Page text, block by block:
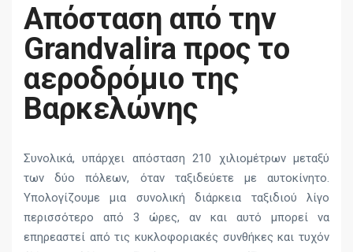
Απόσταση από την
Grandvalira προς το
αεροδρόμιο της
Βαρκελώνης
Συνολικά, υπάρχει απόσταση 210 χιλιομέτρων μεταξύ
των δύο πόλεων, όταν ταξιδεύετε με αυτοκίνητο.
Υπολογίζουμε μια συνολική διάρκεια ταξιδιού λίγο
περισσότερο από 3 ώρες, αν και αυτό μπορεί να
επηρεαστεί από τις κυκλοφοριακές συνθήκες και τυχόν